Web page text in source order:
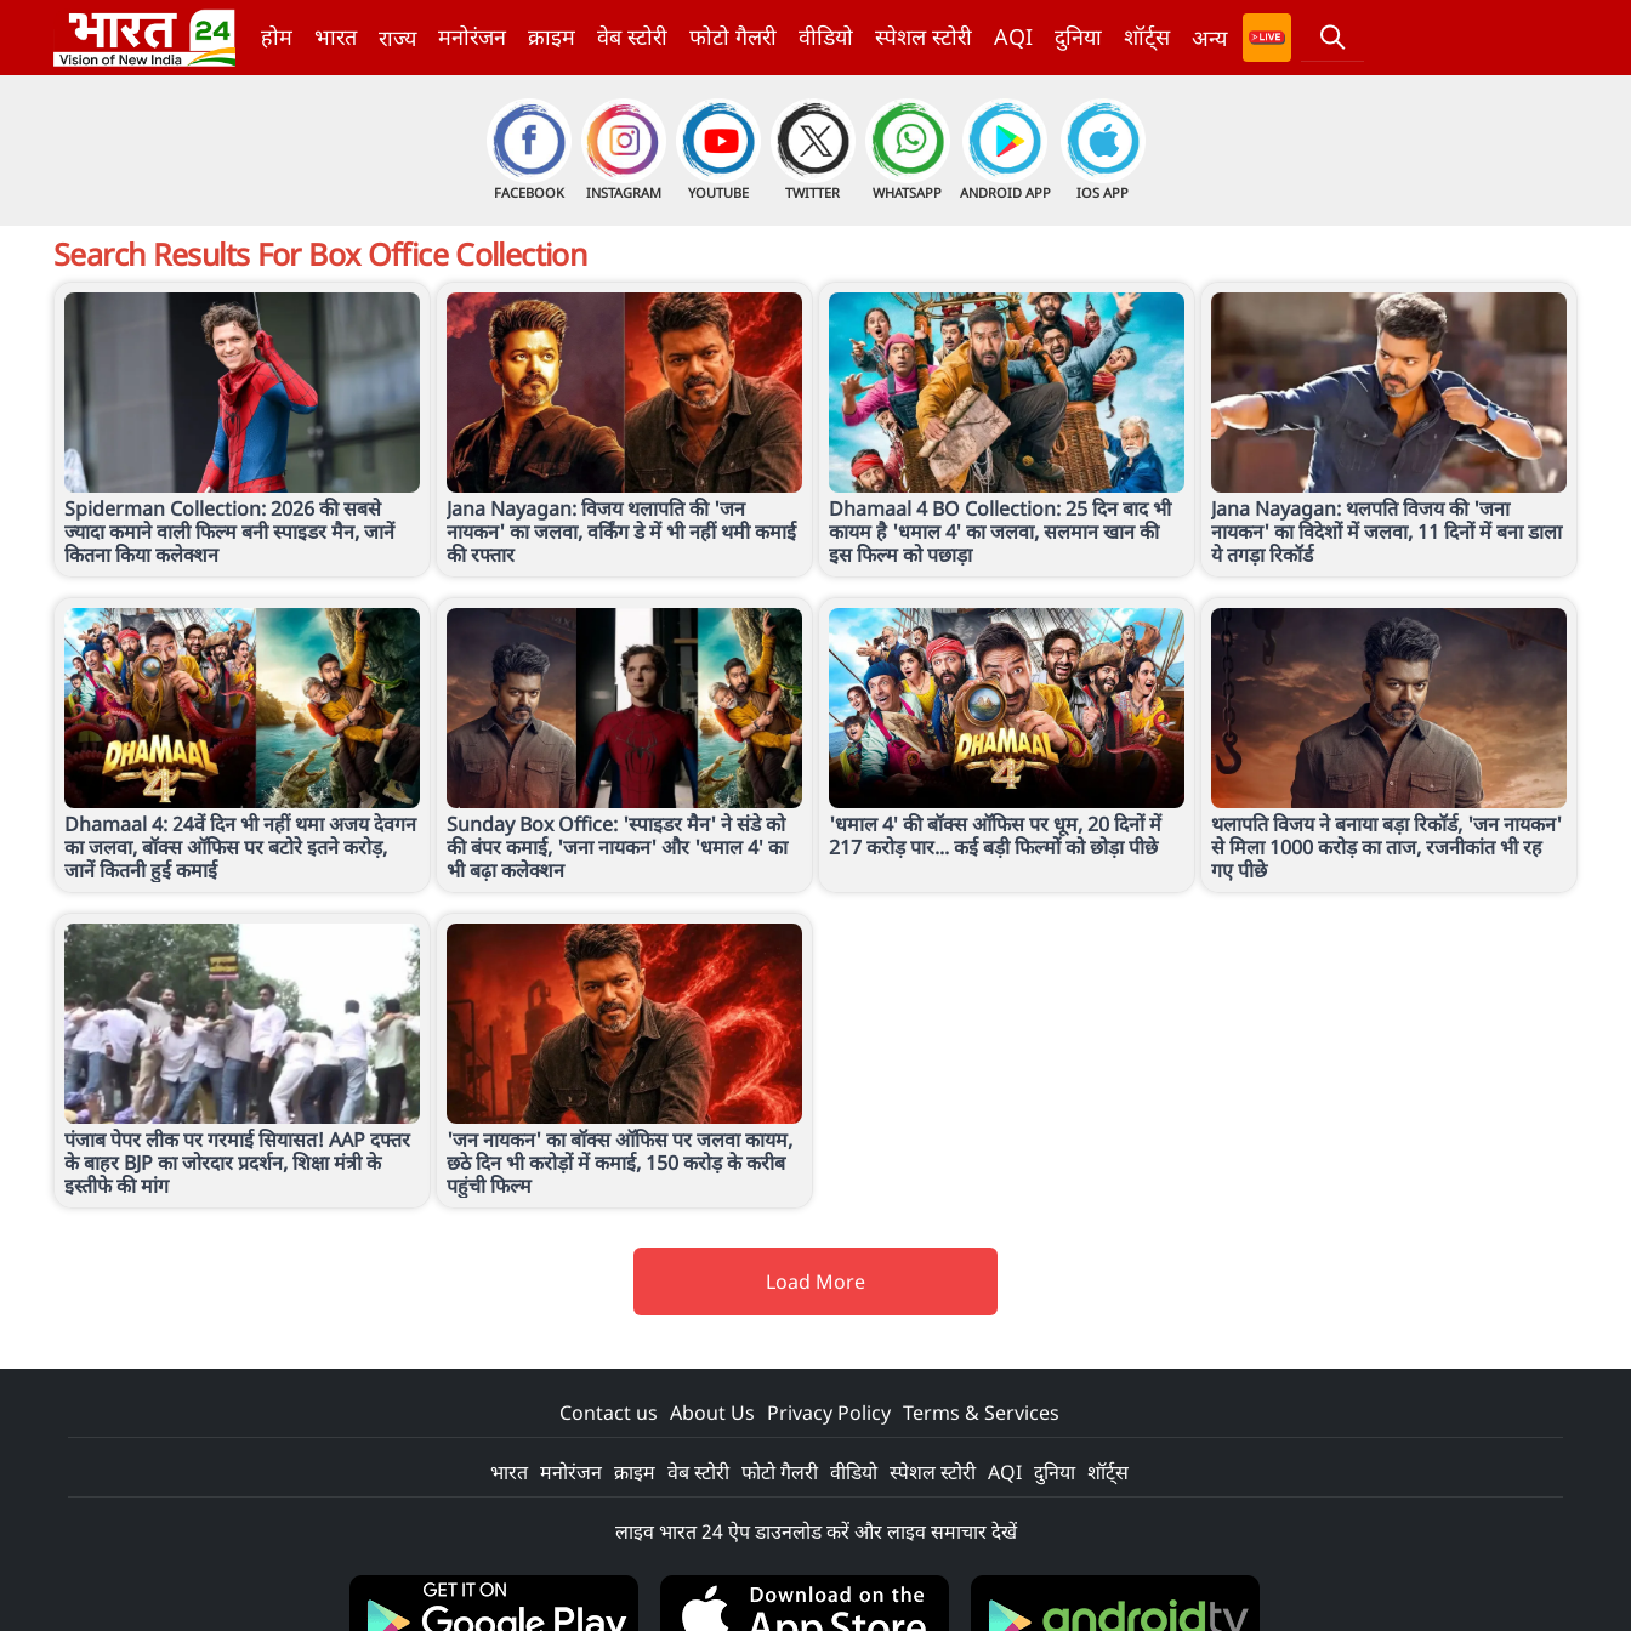
होम भारत राज्य मनोरंजन क्राइम वेब स्टोरी फोटो गैलरी वीडियो स्पेशल स्टोरी AQI दुनिया शॉर्ट्स अन्य
FACEBOOK INSTAGRAM YOUTUBE TWITTER WHATSAPP ANDROID APP IOS APP
Search Results For Box Office Collection
Spiderman Collection: 2026 की सबसे
ज्यादा कमाने वाली फिल्म बनी स्पाइडर मैन, जानें
कितना किया कलेक्शन
Jana Nayagan: विजय थलापति की 'जन
नायकन' का जलवा, वर्किंग डे में भी नहीं थमी कमाई
की रफ्तार
Dhamaal 4 BO Collection: 25 दिन बाद भी
कायम है 'धमाल 4' का जलवा, सलमान खान की
इस फिल्म को पछाड़ा
Jana Nayagan: थलपति विजय की 'जना
नायकन' का विदेशों में जलवा, 11 दिनों में बना डाला
ये तगड़ा रिकॉर्ड
Dhamaal 4: 24वें दिन भी नहीं थमा अजय देवगन
का जलवा, बॉक्स ऑफिस पर बटोरे इतने करोड़,
जानें कितनी हुई कमाई
Sunday Box Office: 'स्पाइडर मैन' ने संडे को
की बंपर कमाई, 'जना नायकन' और 'धमाल 4' का
भी बढ़ा कलेक्शन
'धमाल 4' की बॉक्स ऑफिस पर धूम, 20 दिनों में
217 करोड़ पार... कई बड़ी फिल्मों को छोड़ा पीछे
थलापति विजय ने बनाया बड़ा रिकॉर्ड, 'जन नायकन'
से मिला 1000 करोड़ का ताज, रजनीकांत भी रह
गए पीछे
पंजाब पेपर लीक पर गरमाई सियासत! AAP दफ्तर
के बाहर BJP का जोरदार प्रदर्शन, शिक्षा मंत्री के
इस्तीफे की मांग
'जन नायकन' का बॉक्स ऑफिस पर जलवा कायम,
छठे दिन भी करोड़ों में कमाई, 150 करोड़ के करीब
पहुंची फिल्म
Load More
Contact us About Us Privacy Policy Terms & Services
भारत मनोरंजन क्राइम वेब स्टोरी फोटो गैलरी वीडियो स्पेशल स्टोरी AQI दुनिया शॉर्ट्स
लाइव भारत 24 ऐप डाउनलोड करें और लाइव समाचार देखें